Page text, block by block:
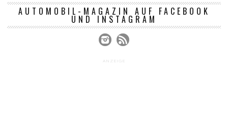
AUTOMOBIL-MAGAZIN AUF FACEBOOK
UND INSTAGRAM
ANZEIGE